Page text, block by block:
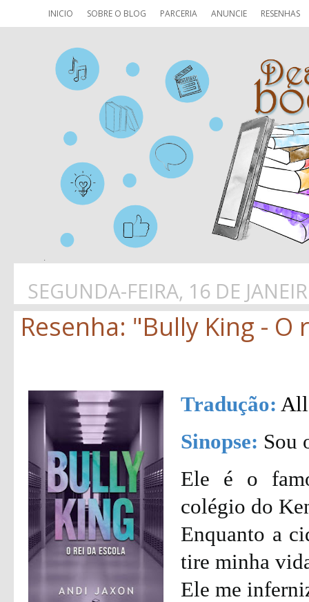
INICIO SOBRE O BLOG PARCERIA ANUNCIE RESENHAS
SEGUNDA-FEIRA, 16 DE
Resenha: "Bully King - O
Tradução:
Sinopse: Sou
Ele é o
colégio do
Enquanto a
tire minha
Ele me